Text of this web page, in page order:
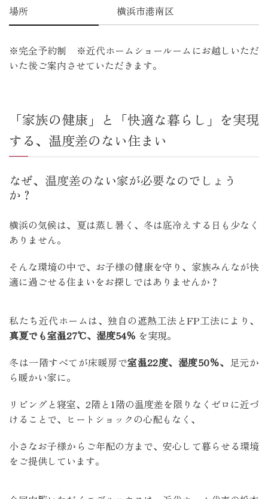
場所 横浜市港南区
※完全予約制 ※近代ホームショールームにお越しいただ
いた後ご案内させていただきます。
「家族の健康」と「快適な暮らし」を実現
する、温度差のない住まい
なぜ、温度差のない家が必要なのでしょう
か？
横浜の気候は、夏は蒸し暑く、冬は底冷えする日も少なく
ありません。
そんな環境の中で、お子様の健康を守り、家族みんなが快
適に過ごせる住まいをお探しではありませんか？
私たち近代ホームは、独自の遮熱工法とFP工法により、
真夏でも室温27℃、湿度54％ を実現。
冬は一階すべてが床暖房で室温22度、湿度50%、 足元か
ら暖かい家に。
リビングと寝室、2階と1階の温度差を限りなくゼロに近づ
けることで、ヒートショックの心配もなく、
小さなお子様からご年配の方まで、安心して暮らせる環境
をご提供しています。